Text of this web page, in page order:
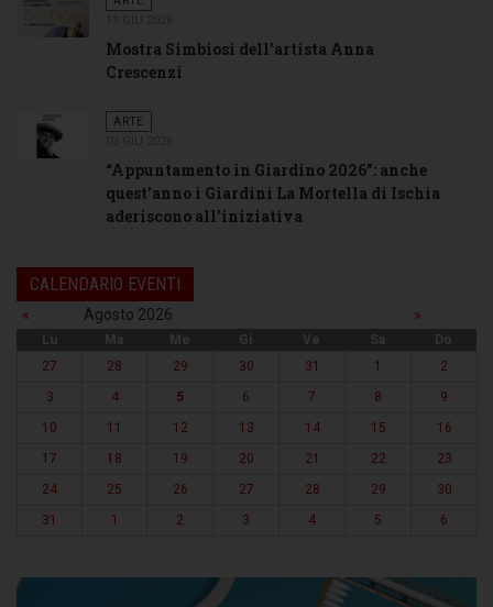
Mostra Simbiosi dell’artista Anna
Crescenzi
ARTE
“Appuntamento in Giardino 2026”: anche
quest’anno i Giardini La Mortella di Ischia
aderiscono all’iniziativa
CALENDARIO EVENTI
« Agosto 2026 »
Lu Ma Me Gi Ve Sa
Do
27
28 29 30 31 1
2
3
4 5 6 7 8
9
10
11 12 13 14 15
16
17
18 19 20 21 22
23
24
25 26 27 28 29
30
31
1 2 3 4 5 6